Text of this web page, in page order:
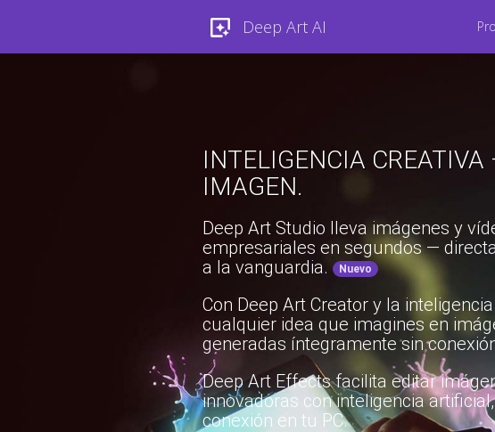
Deep Art AI
INTELIGENCIA
IMAGEN.
Deep Art Studio lleva imágenes y
empresariales en segundos —
a la vanguardia.
Nuevo
Con Deep Art Creator y la
cualquier idea que imagines en
generadas íntegramente sin
Deep Art Effects facilita editar
innovadoras con inteligencia
conexión en tu PC.